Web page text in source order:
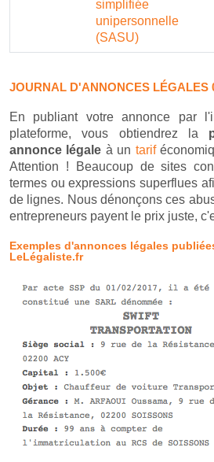
simplifiée
unipersonnelle
(SASU)
JOURNAL D'ANNONCES LÉGALES
En publiant votre annonce par
plateforme, vous obtiendrez la
annonce légale à un tarif
Attention ! Beaucoup de sites
termes ou expressions superflues
de lignes. Nous dénonçons ces
entrepreneurs payent le prix juste,
Exemples d'annonces légales
LeLégaliste.fr